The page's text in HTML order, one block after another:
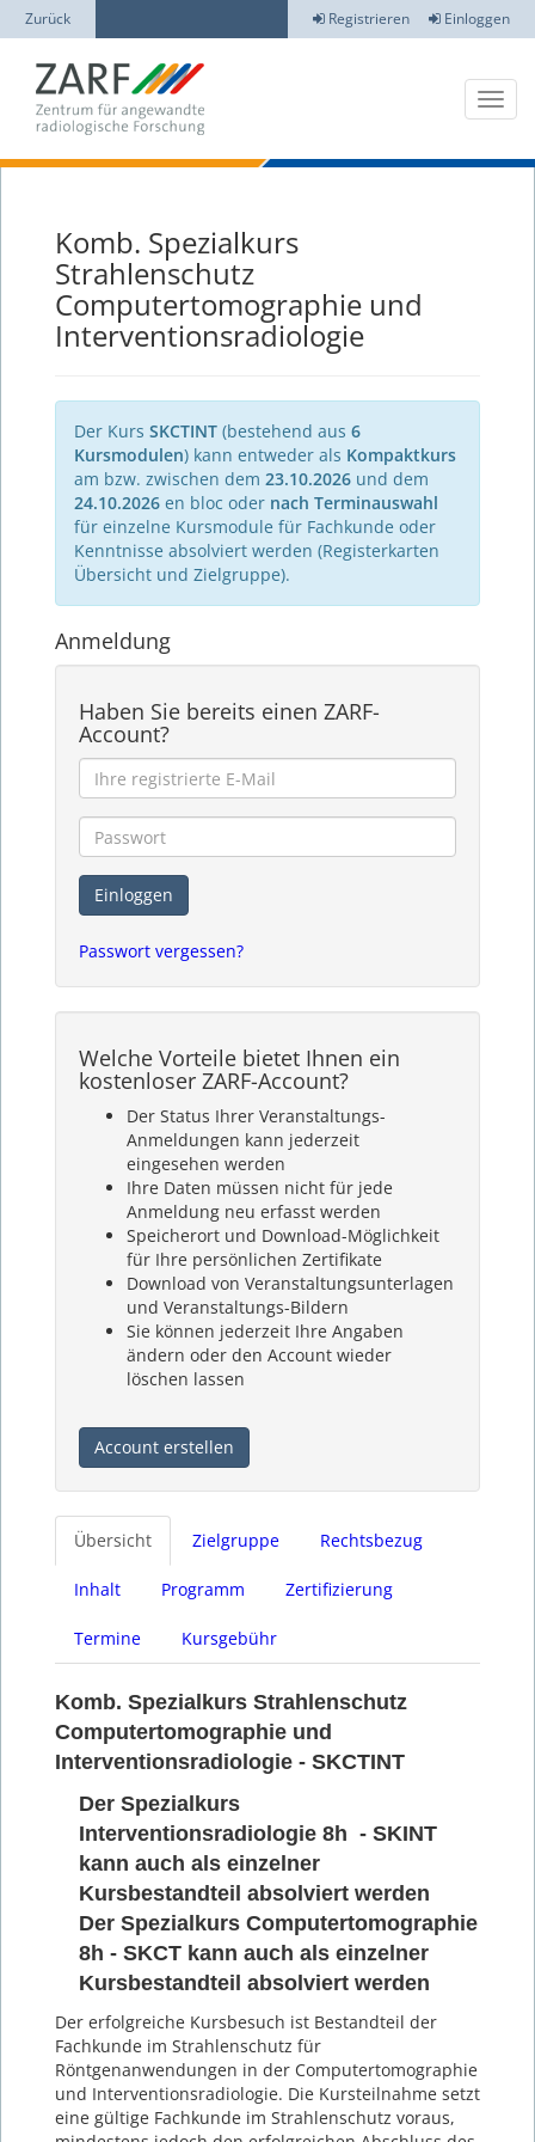
Zurück Registrieren Einloggen
Komb. Spezialkurs
Strahlenschutz
Computertomographie und
Interventionsradiologie
Der Kurs SKCTINT (bestehend aus 6
Kursmodulen) kann entweder als Kompaktkurs
am bzw. zwischen dem 23.10.2026 und dem
24.10.2026 en bloc oder nach Terminauswahl
für einzelne Kursmodule für Fachkunde oder
Kenntnisse absolviert werden (Registerkarten
Übersicht und Zielgruppe).
Anmeldung
Haben Sie bereits einen ZARF-
Account?
Passwort vergessen?
Welche Vorteile bietet Ihnen ein
kostenloser ZARF-Account?
Der Status Ihrer Veranstaltungs-
Anmeldungen kann jederzeit
eingesehen werden
Ihre Daten müssen nicht für jede
Anmeldung neu erfasst werden
Speicherort und Download-Möglichkeit
für Ihre persönlichen Zertifikate
Download von Veranstaltungsunterlagen
und Veranstaltungs-Bildern
Sie können jederzeit Ihre Angaben
ändern oder den Account wieder
löschen lassen
Account erstellen
Übersicht Zielgruppe Rechtsbezug
Inhalt Programm Zertifizierung
Termine Kursgebühr
Komb. Spezialkurs Strahlenschutz
Computertomographie und
Interventionsradiologie - SKCTINT
Der Spezialkurs
Interventionsradiologie 8h - SKINT
kann auch als einzelner
Kursbestandteil absolviert werden
Der Spezialkurs Computertomographie
8h - SKCT kann auch als einzelner
Kursbestandteil absolviert werden
Der erfolgreiche Kursbesuch ist Bestandteil der
Fachkunde im Strahlenschutz für
Röntgenanwendungen in der Computertomographie
und Interventionsradiologie. Die Kursteilnahme setzt
eine gültige Fachkunde im Strahlenschutz voraus,